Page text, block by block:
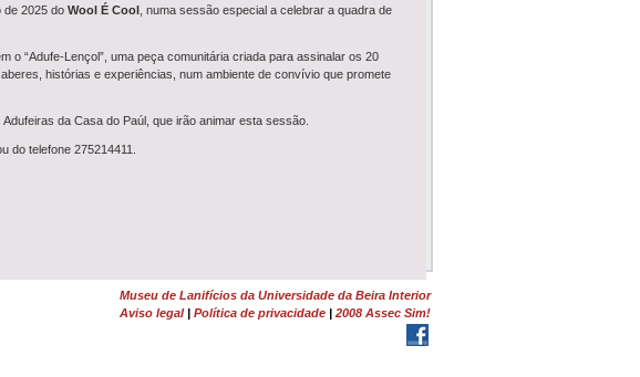
Entre14 e 18 de julho , o Museu de Lanifícios acolhe
A oficinaWOOL É COOLruma ao Dominguiso no dia
Farrapeiros com aOficina de Rodilhas: Entre Farrapos e Memórias<...
de 2025 do Wool É Cool, numa sessão especial a celebrar a quadra de
o “Adufe-Lençol”, uma peça comunitária criada para assinalar os 20
histórias e experiências, num ambiente de convívio que promete
da Casa do Paúl, que irão animar esta sessão.
do telefone 275214411.
Museu de Lanifícios da Universidade da Beira Interior
Aviso legal | Política de privacidade | 2008 Assec Sim!